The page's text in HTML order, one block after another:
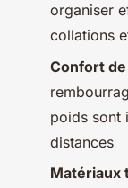
organiser
collations
Confort
poids sont
distances
Matériaux